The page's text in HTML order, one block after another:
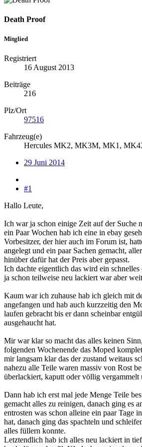
Death Proof
Mitglied
Registriert
16 August 2013
Beiträge
216
Plz/Ort
97516
Fahrzeug(e)
Hercules MK2, MK3M, MK1,
29 Juni 2014
#1
Hallo Leute,
Ich war ja schon einige Zeit auf der Suche
ein Paar Wochen hab ich eine in ebay
Vorbesitzer, der hier auch im Forum ist,
angelegt und ein paar Sachen gemacht,
hinüber dafür hat der Preis aber gepasst.
Ich dachte eigentlich das wird ein schnelles
ja schon teilweise neu lackiert war aber
Kaum war ich zuhause hab ich gleich mit
angefangen und hab auch kurzzeitig den
laufen gebracht bis er dann scheinbar
ausgehaucht hat.
Mir war klar so macht das alles keinen
folgenden Wochenende das Moped
mir langsam klar das der zustand weitaus
nahezu alle Teile waren massiv von Rost
überlackiert, kaputt oder völlig vergammelt
Dann hab ich erst mal jede Menge Teile
gemacht alles zu reinigen, danach ging es
entrosten was schon alleine ein paar Tage
hat, danach ging das spachteln und
alles füllern konnte.
Letztendlich hab ich alles neu lackiert in